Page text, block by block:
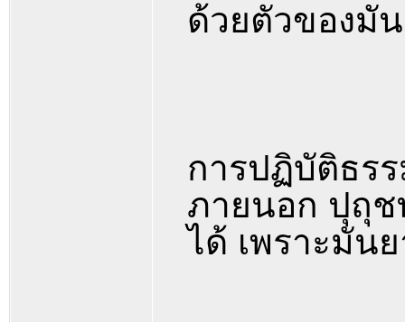
ด้วยตัวของมัน
การปฏิบัติธร
ภายนอก ปุถุช
ได้ เพราะมัน